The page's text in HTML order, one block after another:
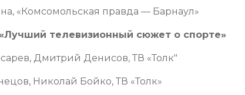
«Комсомольская правда — Барнаул»
телевизионный сюжет о спорте»
Дмитрий Денисов, ТВ «Толк"
Николай Бойко, ТВ «Толк»